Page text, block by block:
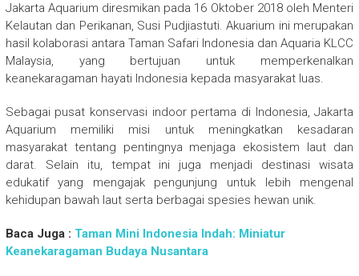
Jakarta Aquarium diresmikan pada 16 Oktober 2018 oleh Menteri
Kelautan dan Perikanan, Susi Pudjiastuti. Akuarium ini merupakan
hasil kolaborasi antara Taman Safari Indonesia dan Aquaria KLCC
Malaysia, yang bertujuan untuk memperkenalkan
keanekaragaman hayati Indonesia kepada masyarakat luas.
Sebagai pusat konservasi indoor pertama di Indonesia, Jakarta
Aquarium memiliki misi untuk meningkatkan kesadaran
masyarakat tentang pentingnya menjaga ekosistem laut dan
darat. Selain itu, tempat ini juga menjadi destinasi wisata
edukatif yang mengajak pengunjung untuk lebih mengenal
kehidupan bawah laut serta berbagai spesies hewan unik.
Baca Juga : Taman Mini Indonesia Indah: Miniatur
Keanekaragaman Budaya Nusantara